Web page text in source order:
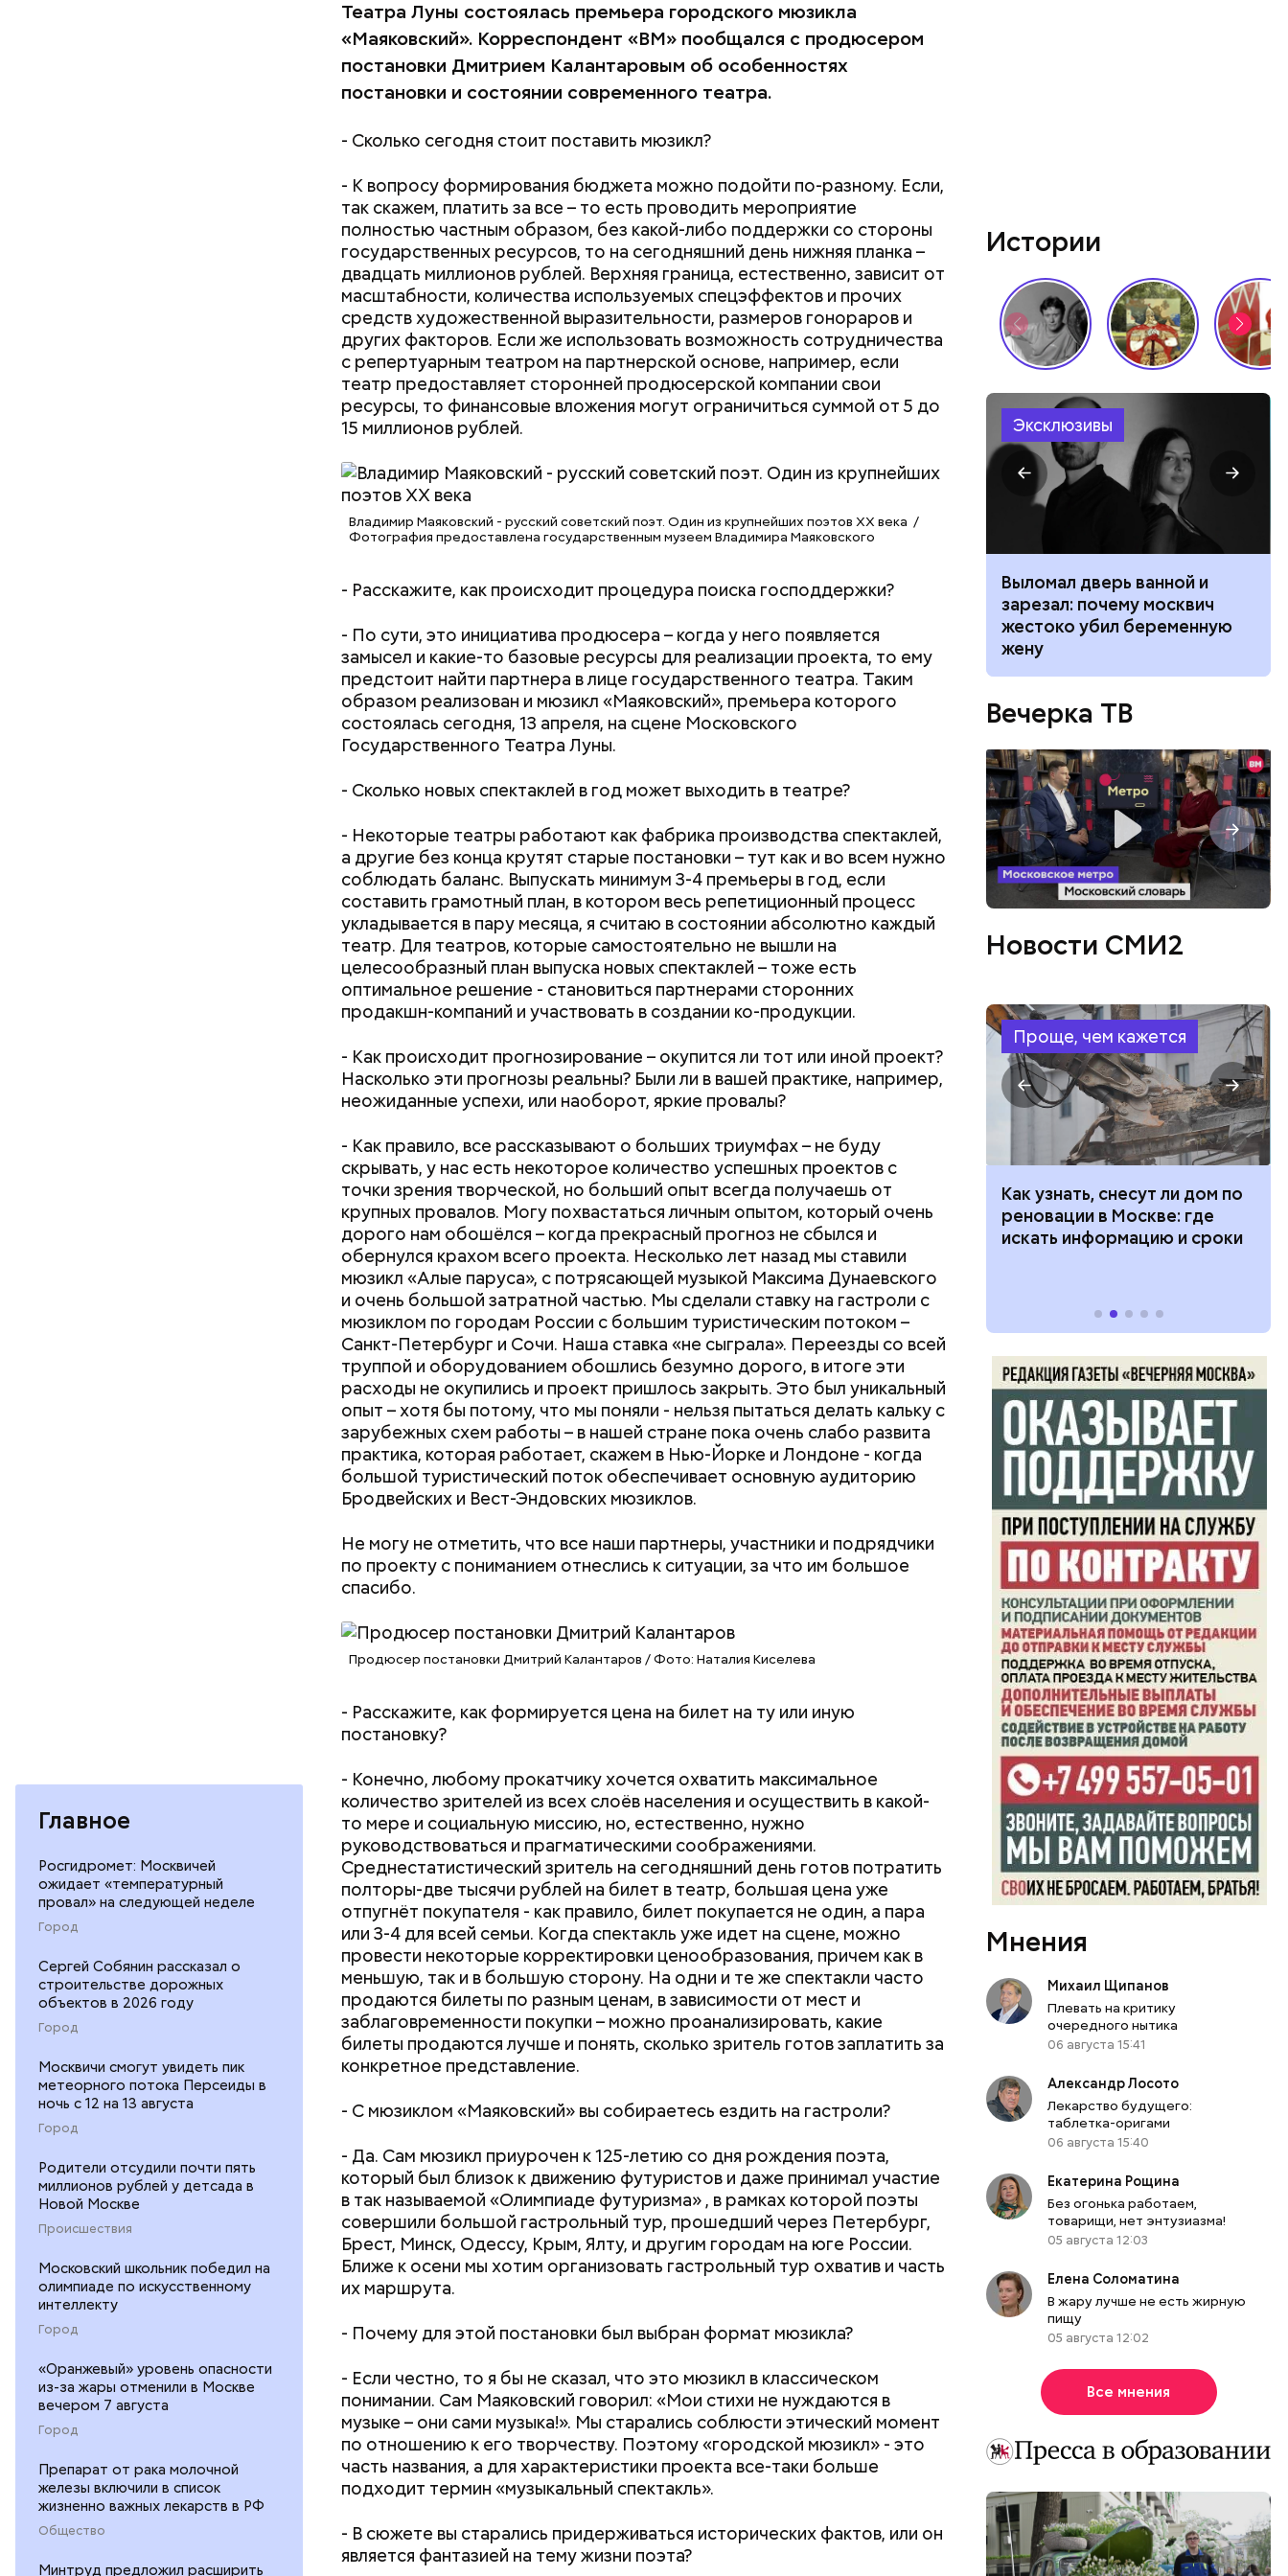
Главное
Росгидромет: Москвичей
ожидает «температурный
провал» на следующей неделе
Город
Сергей Собянин рассказал о
строительстве дорожных
объектов в 2026 году
Город
Москвичи смогут увидеть пик
метеорного потока Персеиды в
ночь с 12 на 13 августа
Город
Родители отсудили почти пять
миллионов рублей у детсада в
Новой Москве
Происшествия
Московский школьник победил на
олимпиаде по искусственному
интеллекту
Город
«Оранжевый» уровень опасности
из-за жары отменили в Москве
вечером 7 августа
Город
Препарат от рака молочной
железы включили в список
жизненно важных лекарств в РФ
Общество
Минтруд предложил расширить
Театра Луны состоялась премьера городского мюзикла
«Маяковский». Корреспондент «ВМ» пообщался с продюсером
постановки Дмитрием Калантаровым об особенностях
постановки и состоянии современного театра.
- Сколько сегодня стоит поставить мюзикл?
- К вопросу формирования бюджета можно подойти по-разному. Если,
так скажем, платить за все – то есть проводить мероприятие
полностью частным образом, без какой-либо поддержки со стороны
государственных ресурсов, то на сегодняшний день нижняя планка –
двадцать миллионов рублей. Верхняя граница, естественно, зависит от
масштабности, количества используемых спецэффектов и прочих
средств художественной выразительности, размеров гонораров и
других факторов. Если же использовать возможность сотрудничества
с репертуарным театром на партнерской основе, например, если
театр предоставляет сторонней продюсерской компании свои
ресурсы, то финансовые вложения могут ограничиться суммой от 5 до
15 миллионов рублей.
Владимир Маяковский - русский советский поэт. Один из крупнейших поэтов XX века /
Фотография предоставлена государственным музеем Владимира Маяковского
- Расскажите, как происходит процедура поиска господдержки?
- По сути, это инициатива продюсера – когда у него появляется
замысел и какие-то базовые ресурсы для реализации проекта, то ему
предстоит найти партнера в лице государственного театра. Таким
образом реализован и мюзикл «Маяковский», премьера которого
состоялась сегодня, 13 апреля, на сцене Московского
Государственного Театра Луны.
- Сколько новых спектаклей в год может выходить в театре?
- Некоторые театры работают как фабрика производства спектаклей,
а другие без конца крутят старые постановки – тут как и во всем нужно
соблюдать баланс. Выпускать минимум 3-4 премьеры в год, если
составить грамотный план, в котором весь репетиционный процесс
укладывается в пару месяца, я считаю в состоянии абсолютно каждый
театр. Для театров, которые самостоятельно не вышли на
целесообразный план выпуска новых спектаклей – тоже есть
оптимальное решение - становиться партнерами сторонних
продакшн-компаний и участвовать в создании ко-продукции.
- Как происходит прогнозирование – окупится ли тот или иной проект?
Насколько эти прогнозы реальны? Были ли в вашей практике, например,
неожиданные успехи, или наоборот, яркие провалы?
- Как правило, все рассказывают о больших триумфах – не буду
скрывать, у нас есть некоторое количество успешных проектов с
точки зрения творческой, но больший опыт всегда получаешь от
крупных провалов. Могу похвастаться личным опытом, который очень
дорого нам обошёлся – когда прекрасный прогноз не сбылся и
обернулся крахом всего проекта. Несколько лет назад мы ставили
мюзикл «Алые паруса», с потрясающей музыкой Максима Дунаевского
и очень большой затратной частью. Мы сделали ставку на гастроли с
мюзиклом по городам России с большим туристическим потоком –
Санкт-Петербург и Сочи. Наша ставка «не сыграла». Переезды со всей
труппой и оборудованием обошлись безумно дорого, в итоге эти
расходы не окупились и проект пришлось закрыть. Это был уникальный
опыт – хотя бы потому, что мы поняли - нельзя пытаться делать кальку с
зарубежных схем работы – в нашей стране пока очень слабо развита
практика, которая работает, скажем в Нью-Йорке и Лондоне - когда
большой туристический поток обеспечивает основную аудиторию
Бродвейских и Вест-Эндовских мюзиклов.
Не могу не отметить, что все наши партнеры, участники и подрядчики
по проекту с пониманием отнеслись к ситуации, за что им большое
спасибо.
Продюсер постановки Дмитрий Калантаров / Фото: Наталия Киселева
- Расскажите, как формируется цена на билет на ту или иную
постановку?
- Конечно, любому прокатчику хочется охватить максимальное
количество зрителей из всех слоёв населения и осуществить в какой-
то мере и социальную миссию, но, естественно, нужно
руководствоваться и прагматическими соображениями.
Среднестатистический зритель на сегодняшний день готов потратить
полторы-две тысячи рублей на билет в театр, большая цена уже
отпугнёт покупателя - как правило, билет покупается не один, а пара
или 3-4 для всей семьи. Когда спектакль уже идет на сцене, можно
провести некоторые корректировки ценообразования, причем как в
меньшую, так и в большую сторону. На одни и те же спектакли часто
продаются билеты по разным ценам, в зависимости от мест и
заблаговременности покупки – можно проанализировать, какие
билеты продаются лучше и понять, сколько зритель готов заплатить за
конкретное представление.
- С мюзиклом «Маяковский» вы собираетесь ездить на гастроли?
- Да. Сам мюзикл приурочен к 125-летию со дня рождения поэта,
который был близок к движению футуристов и даже принимал участие
в так называемой «Олимпиаде футуризма» , в рамках которой поэты
совершили большой гастрольный тур, прошедший через Петербург,
Брест, Минск, Одессу, Крым, Ялту, и другим городам на юге России.
Ближе к осени мы хотим организовать гастрольный тур охватив и часть
их маршрута.
- Почему для этой постановки был выбран формат мюзикла?
- Если честно, то я бы не сказал, что это мюзикл в классическом
понимании. Сам Маяковский говорил: «Мои стихи не нуждаются в
музыке – они сами музыка!». Мы старались соблюсти этический момент
по отношению к его творчеству. Поэтому «городской мюзикл» - это
часть названия, а для характеристики проекта все-таки больше
подходит термин «музыкальный спектакль».
- В сюжете вы старались придерживаться исторических фактов, или он
является фантазией на тему жизни поэта?
Истории
Эксклюзивы
Дебошир и «гроза»
силовиков: кто такой Роберт
Гилман, которого просят
освободить США
Маникюр кокошником
украшу: тренды маникюра в
Москве летом 2026
Выломал дверь ванной и
зарезал: почему москвич
жестоко убил беременную
жену
Вечерка ТВ
Новости СМИ2
Проще, чем кажется
Как поменять батареи дома и
не получить штраф
Как получить до 100 тысяч
рублей от государства при
трудной ситуации: кто может
претендовать и какие нужны
документы
Как узнать, снесут ли дом по
реновации в Москве: где
искать информацию и сроки
Мнения
Михаил Щипанов
Плевать на критику
очередного нытика
06 августа 15:41
Александр Лосото
Лекарство будущего:
таблетка-оригами
06 августа 15:40
Екатерина Рощина
Без огонька работаем,
товарищи, нет энтузиазма!
05 августа 12:03
Елена Соломатина
В жару лучше не есть жирную
пищу
05 августа 12:02
Все мнения